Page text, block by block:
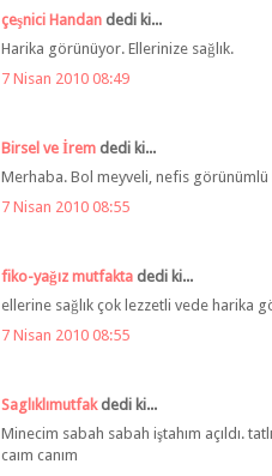
çeşnici Handan dedi ki...
Harika görünüyor. Ellerinize sağlık.
7 Nisan 2010 08:49
Birsel ve İrem dedi ki...
Merhaba. Bol meyveli, nefis
7 Nisan 2010 08:55
fiko-yağız mutfakta dedi ki...
ellerine sağlık çok lezzetli vede harika
7 Nisan 2010 08:55
Saglıklımutfakdedi ki...
Minecim sabah sabah iştahım açıldı.
caım canım